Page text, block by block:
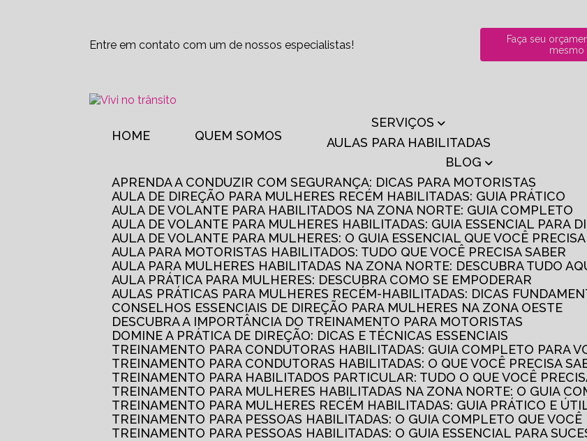
Entre em contato com um de nossos especialistas!
Faça seu
mesmo
HOME QUEM SOMOS
SERVIÇOS
AULAS PARA HABILITADAS
BLOG
APRENDA A CONDUZIR COM SEGURANÇA: DICAS PARA MOTORISTAS
AULA DE DIREÇÃO PARA MULHERES RECÉM HABILITADAS: GUIA PRÁTICO
AULA DE VOLANTE PARA HABILITADOS NA ZONA NORTE: GUIA COMPLETO
AULA DE VOLANTE PARA MULHERES HABILITADAS: GUIA ESSENCIAL PARA
AULA DE VOLANTE PARA MULHERES: O GUIA ESSENCIAL QUE VOCÊ PRECISA
AULA PARA MOTORISTAS HABILITADOS: TUDO QUE VOCÊ PRECISA SABER
AULA PARA MULHERES HABILITADAS NA ZONA NORTE: DESCUBRA TUDO
AULA PRÁTICA PARA MULHERES: DESCUBRA COMO SE EMPODERAR
AULAS PRÁTICAS PARA MULHERES RECÉM-HABILITADAS: DICAS
CONSELHOS ESSENCIAIS DE DIREÇÃO PARA MULHERES NA ZONA OESTE
DESCUBRA A IMPORTÂNCIA DO TREINAMENTO PARA MOTORISTAS
DOMINE A PRÁTICA DE DIREÇÃO: DICAS E TÉCNICAS ESSENCIAIS
TREINAMENTO PARA CONDUTORAS HABILITADAS: GUIA COMPLETO PARA
TREINAMENTO PARA CONDUTORAS HABILITADAS: O QUE VOCÊ PRECISA
TREINAMENTO PARA HABILITADOS PARTICULAR: TUDO O QUE VOCÊ
TREINAMENTO PARA MULHERES HABILITADAS NA ZONA NORTE: O GUIA
TREINAMENTO PARA MULHERES RECÉM HABILITADAS: GUIA PRÁTICO E
TREINAMENTO PARA PESSOAS HABILITADAS: O GUIA COMPLETO QUE VOCÊ
TREINAMENTO PARA PESSOAS HABILITADAS: O GUIA ESSENCIAL PARA